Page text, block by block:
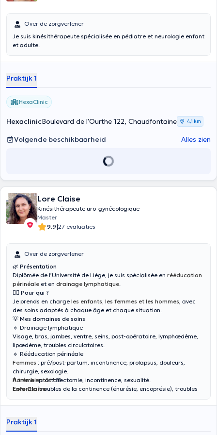
Over de zorgverlener
Je suis kinésithérapeute spécialisée en pédiatre et neurologie enfant
et adulte.
Praktijk 1
HexaClinic
HexaclinicBoulevard de l'Ourthe 122, Chaudfontaine 4,1 km
Volgende beschikbaarheid Alles zien
Lore Claise
Kinésithérapeute uro-gynécologique
Master
9.9|27 evaluaties
Over de zorgverlener
🌿 Présentation
Diplômée de l’Université de Liège, je suis spécialisée en rééducation
périnéale et en drainage lymphatique.
👩‍⚕️ Pour qui ?
Je prends en charge les enfants, les femmes et les hommes, avec
des soins adaptés à chaque âge et chaque situation.
💡 Mes domaines de soins
🔹 Drainage lymphatique
Visage, bras, jambes, ventre, seins, post-opératoire, lymphœdème,
lipœdème, troubles circulatoires.
🔹 Rééducation périnéale
Femmes : pré/post-partum, incontinence, prolapsus, douleurs,
chirurgie, sexologie.
Homme :prostatectomie, incontinence, sexualité.
Enfants: troubles de la continence (énurésie, encoprésie), troubles
À très bientôt !🌸
Lore Claise
Praktijk 1